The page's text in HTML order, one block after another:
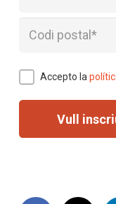
Accepto la